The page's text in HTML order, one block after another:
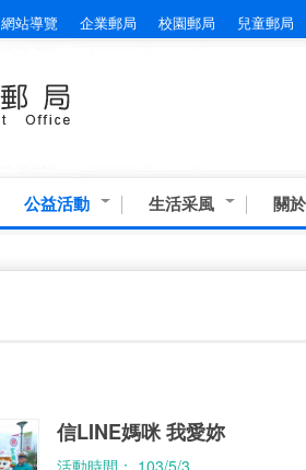
網站導覽 企業郵局 校園郵局 兒童郵局
公益活動 生活采風 關
信LINE媽咪 我愛妳
活動時間： 103/5/3